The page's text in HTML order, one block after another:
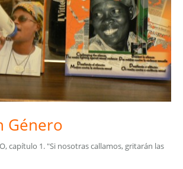
Género
capítulo 1. "Si nosotras callamos, gritarán las